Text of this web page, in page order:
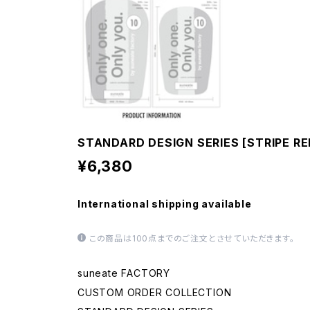
STANDARD DESIGN SERIES [STRIPE
¥6,380
International shipping available
この商品は100点までのご注文とさせていただきます。
suneate FACTORY
CUSTOM ORDER COLLECTION